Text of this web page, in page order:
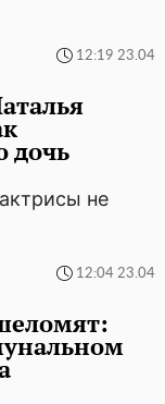
12:19 23.04
дочь
не
12:04 23.04